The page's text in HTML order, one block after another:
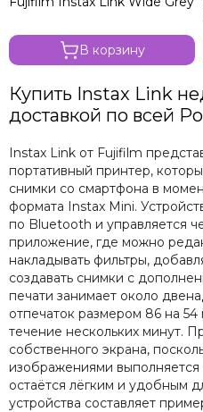
В корзину
Купить Instax Link
доставкой по всей
Instax Link от Fujifilm
портативный принтер,
снимки со смартфона в
формата Instax Mini.
по Bluetooth и управляется
приложение, где можно
накладывать фильтры,
создавать снимки с
печати занимает около
отпечаток размером 86 на
течение нескольких минут.
собственного экрана,
изображениями
остаётся лёгким и удобным
устройства составляет